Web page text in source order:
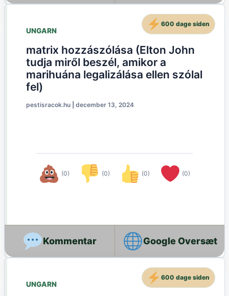
UNGARN
matrix hozzászólása (Elton John
tudja miről beszél, amikor a
marihuána legalizálása ellen szólal
fel)
pestisracok.hu december 13, 2024
(0) (0) (0) (0)
600 dage siden
Google Oversæt
UNGARN
600 dage siden